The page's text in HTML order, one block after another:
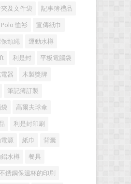
及文件袋 記事簿禮品
Polo 恤衫 宣傳紙巾
頸繩 運動水樽
利是封 平板電腦袋
器 木製獎牌
筆記簿訂製
高爾夫球傘
利是封印刷
源 紙巾 背囊
水樽 餐具
銹鋼保溫杯的印刷